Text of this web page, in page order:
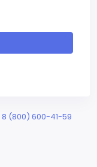
8 (800) 600-41-59